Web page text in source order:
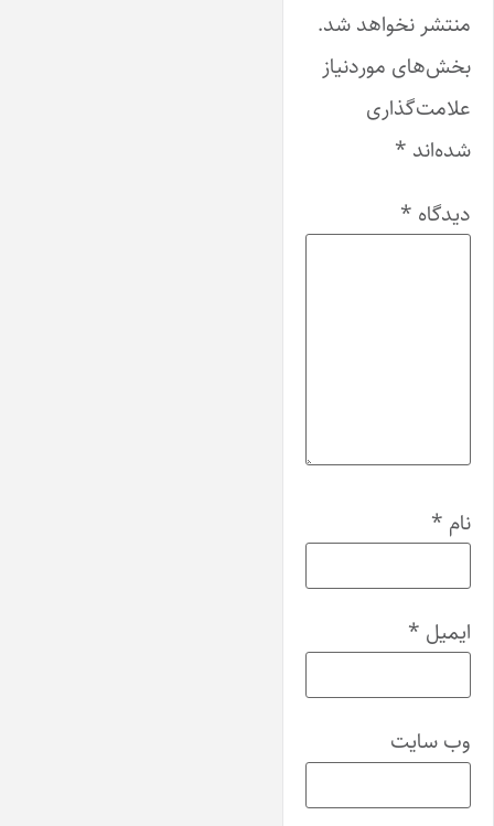
منتشر نخواهد شد.
بخش‌های موردنیاز
علامت‌گذاری
شده‌اند *
دیدگاه *
نام *
ایمیل *
وب‌ سایت